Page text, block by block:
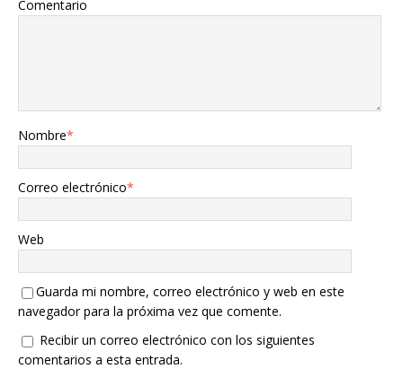
Comentario
Nombre*
Correo electrónico*
Web
Guarda mi nombre, correo electrónico y web en este
navegador para la próxima vez que comente.
Recibir un correo electrónico con los siguientes
comentarios a esta entrada.